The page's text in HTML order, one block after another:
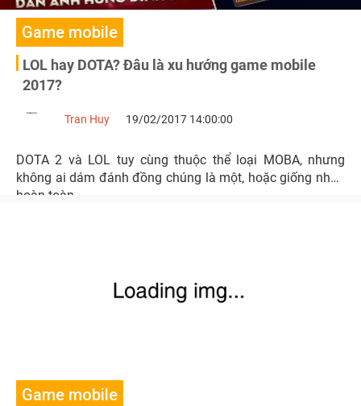
Game mobile
LOL hay DOTA? Đâu là xu hướng game mobile
2017?
Tran Huy 19/02/2017 14:00:00
DOTA 2 và LOL tuy cùng thuộc thể loại MOBA, nhưng
không ai dám đánh đồng chúng là một, hoặc giống nhau
hoàn toàn.
Game mobile